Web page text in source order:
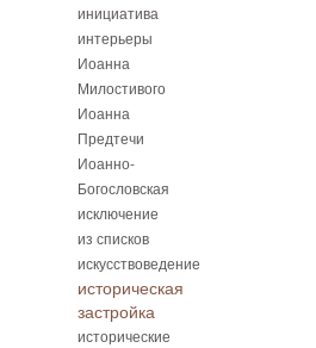
инициатива
интерьеры
Иоанна
Милостивого
Иоанна
Предтечи
Иоанно-
Богословская
исключение
из списков
искусствоведение
историческая
застройка
исторические